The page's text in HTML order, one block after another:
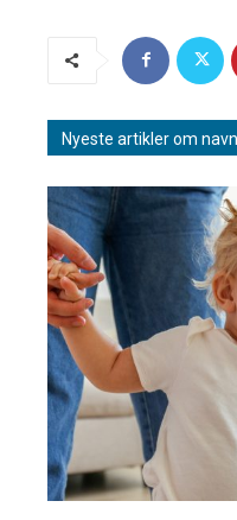
Nyeste artikler om